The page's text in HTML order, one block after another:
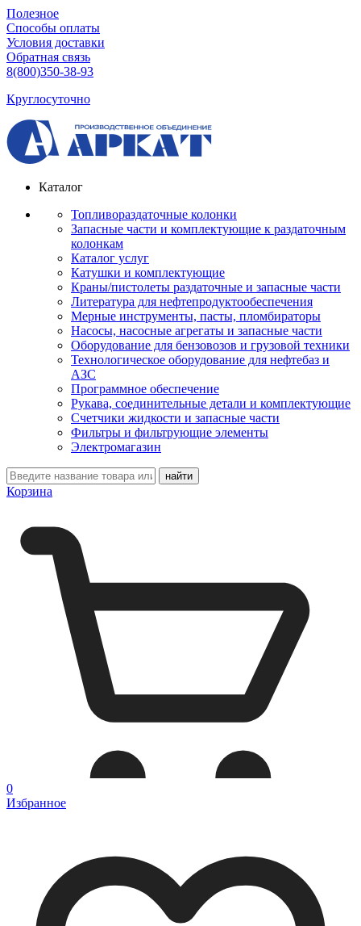
Полезное
Способы оплаты
Условия доставки
Обратная связь
8(800)350-38-93
Круглосуточно
Каталог
Топливораздаточные колонки
Запасные части и комплектующие к раздаточным
колонкам
Каталог услуг
Катушки и комплектующие
Краны/пистолеты раздаточные и запасные части
Литература для нефтепродуктообеспечения
Мерные инструменты, пасты, пломбираторы
Насосы, насосные агрегаты и запасные части
Оборудование для бензовозов и грузовой техники
Технологическое оборудование для нефтебаз и
АЗС
Программное обеспечение
Рукава, соединительные детали и комплектующие
Счетчики жидкости и запасные части
Фильтры и фильтрующие элементы
Электромагазин
Корзина
0
Избранное